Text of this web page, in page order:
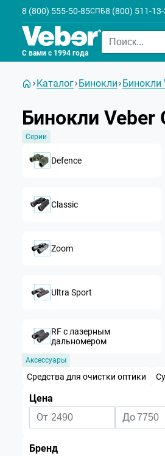
8 (800) 555-50-85СПБ8 (800) 511-
С вами с 1994 года
Каталог Бинокли Бинокли
Бинокли Veber
Серии
Defence
Classic
Zoom
Ultra Sport
RF с лазерным
дальномером
Аксессуары
Средства для очистки оптики
Цена
От
До
Бренд